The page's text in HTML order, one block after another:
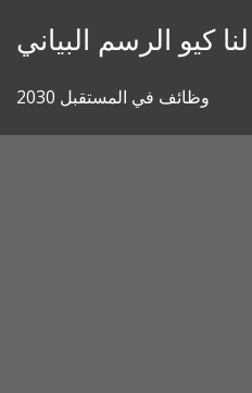
لنا كيو الرسم البياني
وظائف في المستقبل 2030